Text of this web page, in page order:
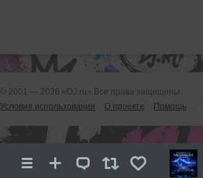
© 2001 — 2026 «DJ.ru» Все права защищены.
Условия использования
О проекте Помощь